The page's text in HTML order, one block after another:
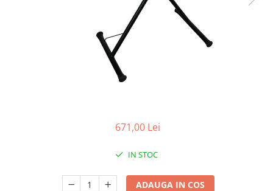
671,00 Lei
IN STOC
ADAUGA IN COS